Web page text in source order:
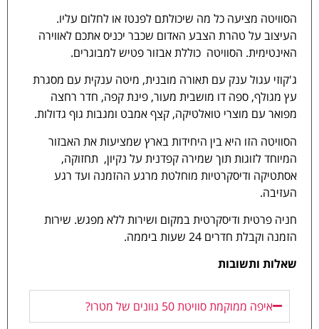
הסוויטה מציעה כל מה שיכולתם לפנטז או לחלום עליו.
העיצוב על טהרת הצבע האדום שכבר יכניס אתכם לאווירה
האינטימית. הסוויטה כוללת אבזור פטיש למבוגרים.
ג'קוזי עגול ענק עם תאורה מובנית, מיטה ענקית עם מסגרת
עץ מגולף, ספה דו מושבית מעור, פינת קפה, חדר רחצה
מפואר עם מוצרי טואלטיקה, קצף אמבט ומגבות גוף גדולות.
הסוויטה הזו היא בין היחידות בארץ שמציעות את האבזור
המיוחד לזוגות תוך שמירה קפדנית על נקיון, תחזוקה,
אסתטיקה ודיסקרטיות מוחלטת מרגע ההזמנה ועד רגע
העזיבה.
חניה פרטית ודיסקרטית במקום ושירות ללא מפגש. שירות
הזמנה וקבלת חדרים 24 שעות ביממה.
שאלות ותשובות
איפה ממוקמת סוויטת 50 גוונים של מטרו?